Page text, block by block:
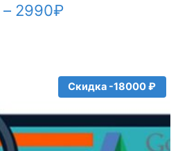
– 2990₽Диапазон
–Скидка -18000 ₽